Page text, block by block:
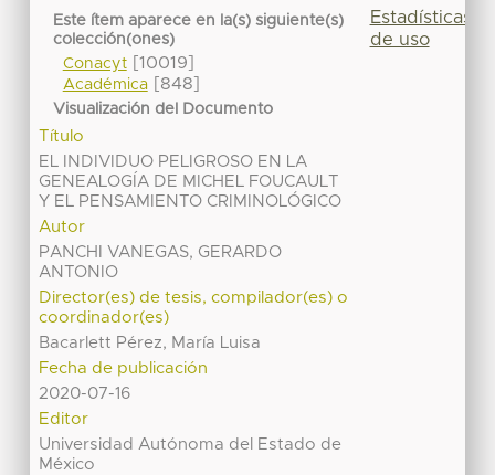
Este ítem aparece en la(s) siguiente(s)
colección(ones)
Conacyt[10019]
Académica[848]
Visualización del Documento
Título
EL INDIVIDUO PELIGROSO EN LA
GENEALOGÍA DE MICHEL FOUCAULT
Y EL PENSAMIENTO CRIMINOLÓGICO
Autor
PANCHI VANEGAS, GERARDO
ANTONIO
Director(es) de tesis, compilador(es) o
coordinador(es)
Bacarlett Pérez, María Luisa
Fecha de publicación
2020-07-16
Editor
Universidad Autónoma del Estado de
México
Estadísticas
de uso